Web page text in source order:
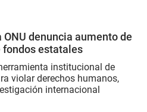
ONU denuncia aumento de
fondos estatales
institucional de
violar derechos humanos,
internacional